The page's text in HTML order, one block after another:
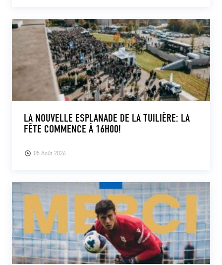
05 Août 2026
LA NOUVELLE ESPLANADE DE LA TUILIÈRE: LA
FÊTE COMMENCE À 16H00!